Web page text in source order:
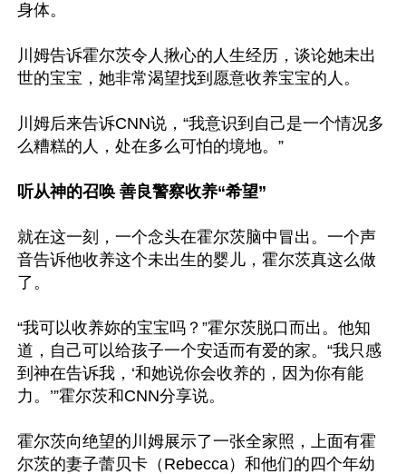
身体。
川姆告诉霍尔茨令人揪心的人生经历，谈论她未出
世的宝宝，她非常渴望找到愿意收养宝宝的人。
川姆后来告诉CNN说，“我意识到自己是一个情况多
么糟糕的人，处在多么可怕的境地。”
听从神的召唤 善良警察收养“希望”
就在这一刻，一个念头在霍尔茨脑中冒出。一个声
音告诉他收养这个未出生的婴儿，霍尔茨真这么做
了。
“我可以收养妳的宝宝吗？”霍尔茨脱口而出。他知
道，自己可以给孩子一个安适而有爱的家。“我只感
到神在告诉我，‘和她说你会收养的，因为你有能
力。’”霍尔茨和CNN分享说。
霍尔茨向绝望的川姆展示了一张全家照，上面有霍
尔茨的妻子蕾贝卡（Rebecca）和他们的四个年幼